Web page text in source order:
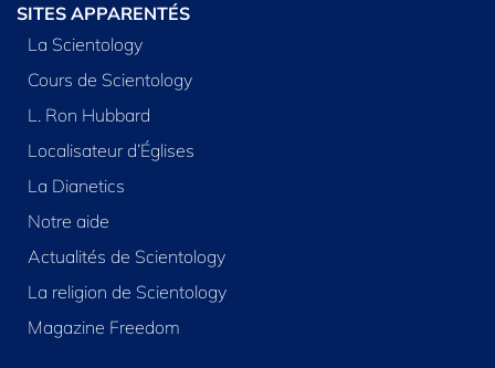
SITES APPARENTÉS
La Scientology
Cours de Scientology
L. Ron Hubbard
Localisateur d’Églises
La Dianetics
Notre aide
Actualités de Scientology
La religion de Scientology
Magazine Freedom